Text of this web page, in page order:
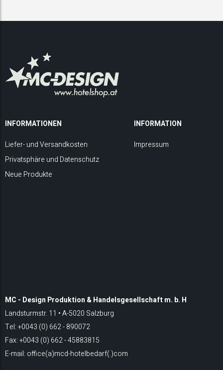
INFORMATIONEN
Liefer- und Versandkosten
Privatsphäre und Datenschutz
Neue Produkte
INFORMATION
Impressum
MC - Design Produktion & Handelsgesellschaft m. b. H
Landsturmstr. 11 • A-5020 Salzburg
Tel: +0043 (0) 662 - 890072
Fax: +0043 (0) 662 - 45883815
E-mail: office(a)mcd-hotelbedarf(.)com